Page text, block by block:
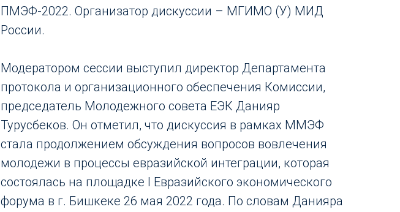
ПМЭФ-2022. Организатор дискуссии – МГИМО (У) МИД
России.
Модератором сессии выступил директор Департамента
протокола и организационного обеспечения Комиссии,
председатель Молодежного совета ЕЭК Данияр
Турусбеков. Он отметил, что дискуссия в рамках ММЭФ
стала продолжением обсуждения вопросов вовлечения
молодежи в процессы евразийской интеграции, которая
состоялась на площадке I Евразийского экономического
форума в г. Бишкеке 26 мая 2022 года. По словам Данияра